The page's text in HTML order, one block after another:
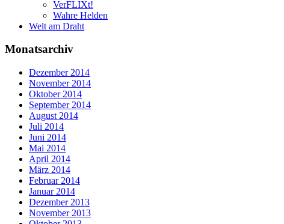
VerFLIXt!
Wahre Helden
Welt am Draht
Monatsarchiv
Dezember 2014
November 2014
Oktober 2014
September 2014
August 2014
Juli 2014
Juni 2014
Mai 2014
April 2014
März 2014
Februar 2014
Januar 2014
Dezember 2013
November 2013